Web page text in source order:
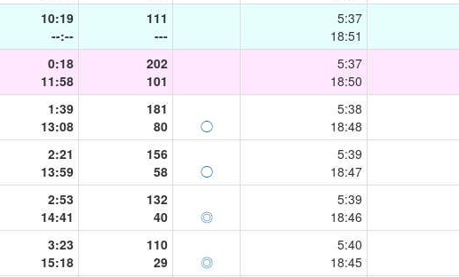
10:19
--:--
111
---
5:37
18:51
0:18
11:58
202
101
5:37
18:50
1:39
13:08
181
80
◯
5:38
18:48
2:21
13:59
156
58
◯
5:39
18:47
2:53
14:41
132
40
◎
5:39
18:46
3:23
15:18
110
29
◎
5:40
18:45